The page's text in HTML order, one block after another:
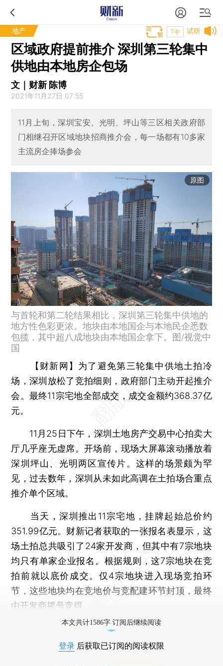
地产 试听
T中
区域政府提前推介 深圳第三轮集中
供地由本地房企包场
文｜财新 陈博
2021年11月27日 07:55
11月上旬，深圳宝安、光明、坪山等三区相关政府部
门相继召开区域地块招商推介会，每一场都有10多家
主流房企捧场参会
原图
与首轮和第二轮结果相比，深圳第三轮集中供地的
地方性色彩更浓。地块由本地国企与本地民企悉数
包揽，其中超八成地块由本地国企拿下。图/视觉中
国
【财新网】 为了避免第三轮集中供地土拍冷
场，深圳放松了竞拍细则，政府部门主动开起推介
会。最终11宗宅地全部成交，成交金额约368.37亿
元。
11月25日下午，深圳土地房产交易中心拍卖大
厅几乎座无虚席。开场前，现场大屏幕滚动播放着
深圳坪山、光明两区宣传片。这样的场景颇为罕
见，过去数年，深圳从未如此高调在土拍场合重点
推介单个区域。
当天，深圳推出11宗宅地，挂牌起始总价约
351.99亿元。财新记者获取的一张报名表显示，这
场土拍总共吸引了24家开发商，但其中有7宗地块
均只有单家企业报名。根据规则，这7宗地块在竞
拍前就以底价成交。仅4宗地块进入现场竞拍环
节，这些地块均在竞地价与竞配建环节封顶，最终
由开发商摇号竞得。
本文共计1586字 订阅后继续阅读
登录 后获取已订阅的阅读权限